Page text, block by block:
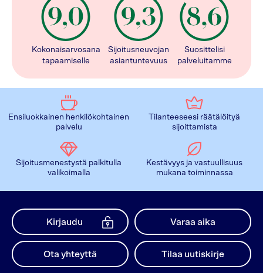
Kokonaisarvosana
tapaamiselle
Sijoitusneuvojan
asiantuntevuus
Suosittelisi
palveluitamme
Ensiluokkainen henkilökohtainen
palvelu
Tilanteeseesi räätälöityä
sijoittamista
Sijoitusmenestystä palkitulla
valikoimalla
Kestävyys ja vastuullisuus
mukana toiminnassa
Kirjaudu Varaa aika
Ota yhteyttä Tilaa uutiskirje